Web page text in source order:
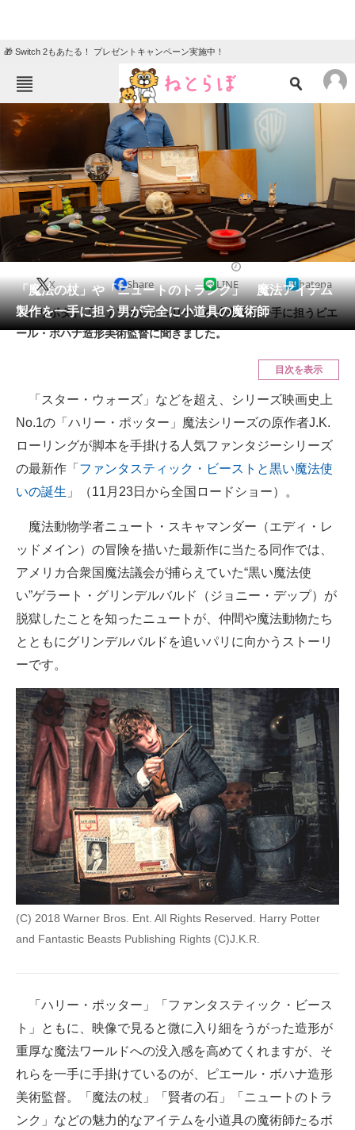
🎁 Switch 2もあたる！ プレゼントキャンペーン実施中！
ねとらぼメニュー
TOP ニュース
クイズ
グルメ 地域
住まい 教育・育児
動物 リサーチ
会員記事
メディア
スマホと通信の最新トレンド
好きが集まる 比べて選べる
ビジネスと働き方のヒント
AI活用のいまが分かる
企業ITのトレンドを詳説
経営リーダーのコミュニティ
マーケ×ITの今がよく分かる
ITエンジニア向け専門サイト
企業向けIT製品の総合サイト
IT製品の技術・比較・事例
製造業のIT導入・活用を支援
モノづくり技術者専門サイト
エレクトロニクス専門サイト
電子設計の基本と応用
エネルギーの専門メディア
ちょっと気になるネットの話題
「魔法の杖」や「ニュートのトランク」 魔法アイテム
製作を一手に担う男が完全に小道具の魔術師
X Share LINE hatena
「ハリポタ」「ファンタビ」シリーズの小道具を一手に担うピエ
ール・ボハナ造形美術監督に聞きました。
目次を表示
「スター・ウォーズ」などを超え、シリーズ映画史上
No.1の「ハリー・ポッター」魔法シリーズの原作者J.K.
ローリングが脚本を手掛ける人気ファンタジーシリーズ
の最新作「 ファンタスティック・ビーストと黒い魔法使
いの誕生 」（11月23日から全国ロードショー）。
魔法動物学者ニュート・スキャマンダー（エディ・レ
ッドメイン）の冒険を描いた最新作に当たる同作では、
アメリカ合衆国魔法議会が捕らえていた“黒い魔法使
い”ゲラート・グリンデルバルド（ジョニー・デップ）が
脱獄したことを知ったニュートが、仲間や魔法動物たち
とともにグリンデルバルドを追いパリに向かうストーリ
ーです。
(C) 2018 Warner Bros. Ent. All Rights Reserved. Harry Potter
and Fantastic Beasts Publishing Rights (C)J.K.R.
「ハリー・ポッター」「ファンタスティック・ビース
ト」ともに、映像で見ると微に入り細をうがった造形が
重厚な魔法ワールドへの没入感を高めてくれますが、そ
れらを一手に手掛けているのが、ピエール・ボハナ造形
美術監督。「魔法の杖」「賢者の石」「ニュートのトラ
ンク」などの魅力的なアイテムを小道具の魔術師たるボ